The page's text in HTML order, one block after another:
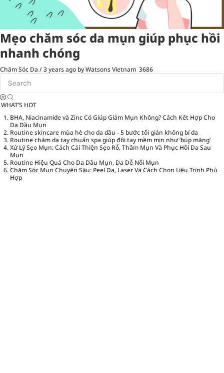
Mẹo chăm sóc da mụn giúp phục hồi
nhanh chóng
Chăm Sóc Da /3 years ago by Watsons Vietnam 3686
WHAT’S HOT
BHA, Niacinamide và Zinc Có Giúp Giảm Mụn Không? Cách Kết Hợp Cho
Da Dầu Mụn
Routine skincare mùa hè cho da dầu - 5 bước tối giản không bí da
Routine chăm da tay chuẩn spa giúp đôi tay mềm mịn như ‘búp măng’
Xử Lý Sẹo Mụn: Cách Cải Thiện Sẹo Rỗ, Thâm Mụn Và Phục Hồi Da Sau
Mụn
Routine Hiệu Quả Cho Da Dầu Mụn, Da Dễ Nổi Mụn
Chăm Sóc Mụn Chuyên Sâu: Peel Da, Laser Và Cách Chọn Liệu Trình Phù
Hợp